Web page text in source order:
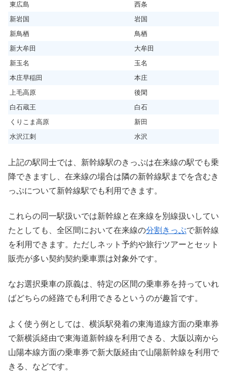
東広島
西条
新岩国
岩国
新鳥栖
鳥栖
新大牟田
大牟田
新玉名
玉名
本庄早稲田
本庄
上毛高原
後閑
白石蔵王
白石
くりこま高原
新田
水沢江刺
水沢
上記の駅同士では、新幹線駅のきっぷは在来線の駅でも乗
降できますし、在来線の場合は隣の新幹線駅までを含むき
っぷについて新幹線駅でも利用できます。
これらの同一駅扱いでは新幹線と在来線を別線扱いしてい
たとしても、全区間において在来線の分割きっぷで新幹線
を利用できます。ただしネット予約や旅行ツアーとセット
販売が多い契約契約乗車票は対象外です。
なお選択乗車の原義は、特定の区間の乗車券を持っていれ
ばどちらの経路でも利用できるというのが趣旨です。
よく使う例としては、横浜駅発着の東海道線方面の乗車券
で新横浜経由で東海道新幹線を利用できる、大阪以南から
山陽本線方面の乗車券で新大阪経由で山陽新幹線を利用で
きる、などです。